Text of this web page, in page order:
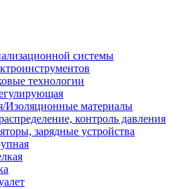
системы
технологии
Изоляционные материалы
контроль давления
зарядные устройства